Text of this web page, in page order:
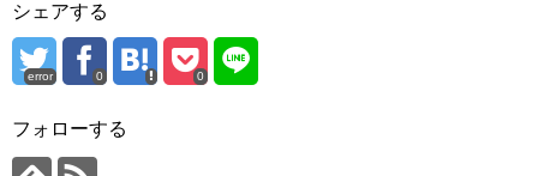
シェアする
error 0 0
フォローする